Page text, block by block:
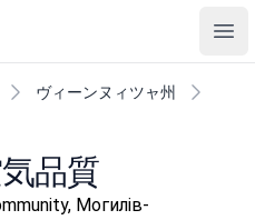
ヴィーンヌィツャ州
品質
Могилів-